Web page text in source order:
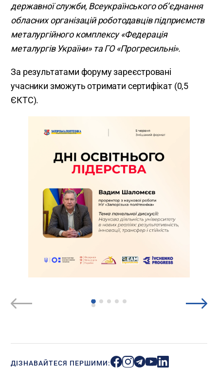
державної служби, Всеукраїнського об’єднання
обласних організацій роботодавців підприємств
металургійного комплексу «Федерація
металургів України» та ГО «Прогресильні».
За результатами форуму зареєстровані
учасники зможуть отримати сертифікат (0,5
ЄКТС).
ДІЗНАВАЙТЕСЯ ПЕРШИМИ: